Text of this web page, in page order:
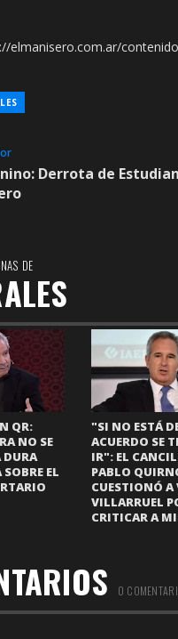
elmanisero.com.ar/
Derrota de
DE
QR:
NO SE
DURA
EL
"SI NO ESTÁ
ACUERDO SE
IR": EL
PABLO
CUESTIONÓ
VILLARRUEL
CRITICAR A
0